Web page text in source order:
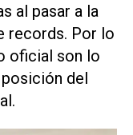
al pasar a la
records. Por lo
oficial son lo
del